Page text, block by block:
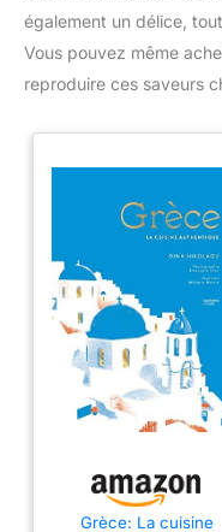
également un délice,
Vous pouvez même
reproduire ces saveurs
Grèce: La cuisine